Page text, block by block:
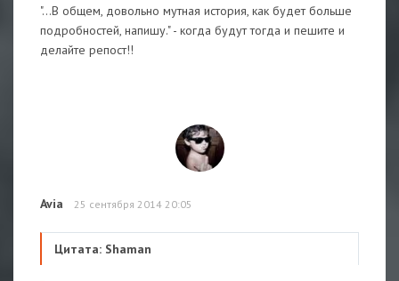
"...В общем, довольно мутная история, как будет больше
подробностей, напишу." - когда будут тогда и пешите и
делайте репост!!
Avia 25 сентября 2014 20:05
Цитата: Shaman